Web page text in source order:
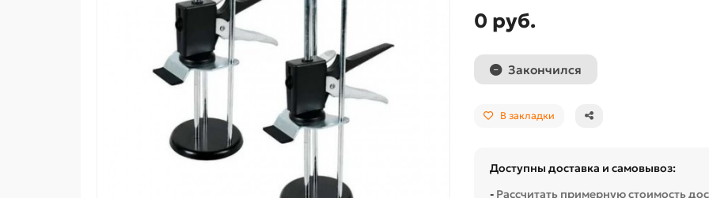
0 руб.
Закончился
В закладки
Доступны доставка и самовывоз:
- Рассчитать примерную стоимость